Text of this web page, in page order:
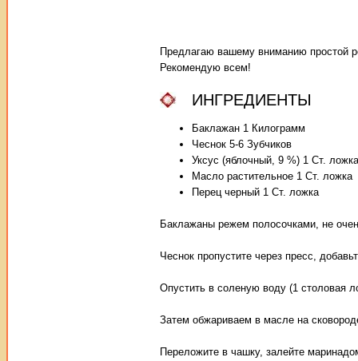
Предлагаю вашему вниманию простой
Рекомендую всем!
ИНГРЕДИЕНТЫ
Баклажан 1 Килограмм
Чеснок 5-6 Зубчиков
Уксус (яблочный, 9 %) 1 Ст. ложка
Масло растительное 1 Ст. ложка
Перец черный 1 Ст. ложка
Баклажаны режем полосочками, не
Чеснок пропустите через пресс,
Опустить в соленую воду (1 столовая
Затем обжариваем в масле на
Переложите в чашку, залейте